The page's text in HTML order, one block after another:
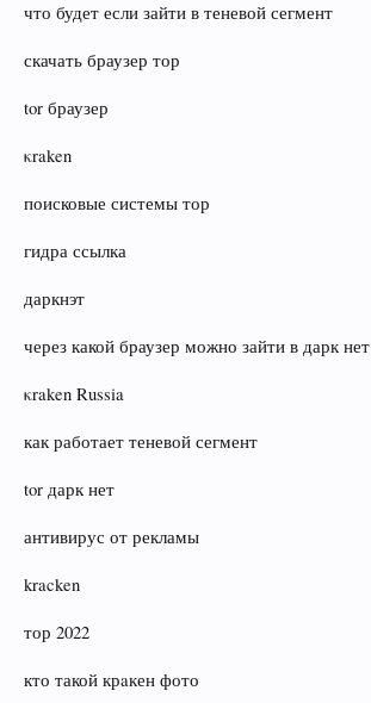
что будет если зайти в теневой сегмент
скачать браузер тор
tor браузер
κraken
поисковые системы тор
гидра ссылка
даркнэт
через какой браузер можно зайти в дарк нет
κraken Russia
как работает теневой сегмент
tor дарк нет
антивирус от рекламы
kracken
тор 2022
кто такой крaкен фото